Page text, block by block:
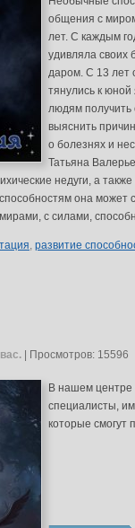
общения с
лет. С каждым
удивляла своих
даром. С 13 лет
тянулись к
людям
выяснить
о болезнях и
Татьяна
недуги, а
она
с силами,
, развитие
| Просмотров: 15596
В нашем
специалисты,
которые смогут